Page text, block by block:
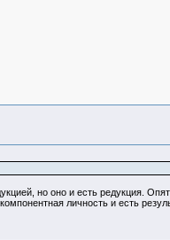
но оно и есть редукция.
личность и есть